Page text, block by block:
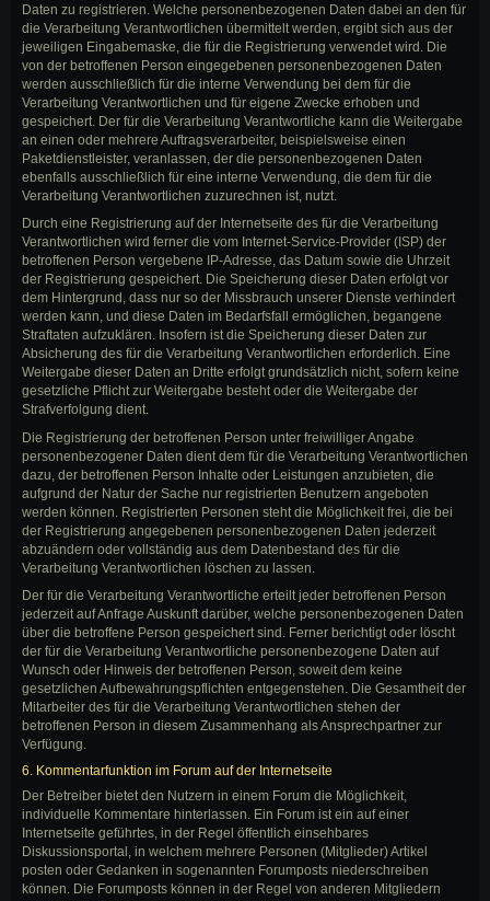
Daten zu registrieren. Welche personenbezogenen Daten dabei an den für
die Verarbeitung Verantwortlichen übermittelt werden, ergibt sich aus der
jeweiligen Eingabemaske, die für die Registrierung verwendet wird. Die
von der betroffenen Person eingegebenen personenbezogenen Daten
werden ausschließlich für die interne Verwendung bei dem für die
Verarbeitung Verantwortlichen und für eigene Zwecke erhoben und
gespeichert. Der für die Verarbeitung Verantwortliche kann die Weitergabe
an einen oder mehrere Auftragsverarbeiter, beispielsweise einen
Paketdienstleister, veranlassen, der die personenbezogenen Daten
ebenfalls ausschließlich für eine interne Verwendung, die dem für die
Verarbeitung Verantwortlichen zuzurechnen ist, nutzt.
Durch eine Registrierung auf der Internetseite des für die Verarbeitung
Verantwortlichen wird ferner die vom Internet-Service-Provider (ISP) der
betroffenen Person vergebene IP-Adresse, das Datum sowie die Uhrzeit
der Registrierung gespeichert. Die Speicherung dieser Daten erfolgt vor
dem Hintergrund, dass nur so der Missbrauch unserer Dienste verhindert
werden kann, und diese Daten im Bedarfsfall ermöglichen, begangene
Straftaten aufzuklären. Insofern ist die Speicherung dieser Daten zur
Absicherung des für die Verarbeitung Verantwortlichen erforderlich. Eine
Weitergabe dieser Daten an Dritte erfolgt grundsätzlich nicht, sofern keine
gesetzliche Pflicht zur Weitergabe besteht oder die Weitergabe der
Strafverfolgung dient.
Die Registrierung der betroffenen Person unter freiwilliger Angabe
personenbezogener Daten dient dem für die Verarbeitung Verantwortlichen
dazu, der betroffenen Person Inhalte oder Leistungen anzubieten, die
aufgrund der Natur der Sache nur registrierten Benutzern angeboten
werden können. Registrierten Personen steht die Möglichkeit frei, die bei
der Registrierung angegebenen personenbezogenen Daten jederzeit
abzuändern oder vollständig aus dem Datenbestand des für die
Verarbeitung Verantwortlichen löschen zu lassen.
Der für die Verarbeitung Verantwortliche erteilt jeder betroffenen Person
jederzeit auf Anfrage Auskunft darüber, welche personenbezogenen Daten
über die betroffene Person gespeichert sind. Ferner berichtigt oder löscht
der für die Verarbeitung Verantwortliche personenbezogene Daten auf
Wunsch oder Hinweis der betroffenen Person, soweit dem keine
gesetzlichen Aufbewahrungspflichten entgegenstehen. Die Gesamtheit der
Mitarbeiter des für die Verarbeitung Verantwortlichen stehen der
betroffenen Person in diesem Zusammenhang als Ansprechpartner zur
Verfügung.
6. Kommentarfunktion im Forum auf der Internetseite
Der Betreiber bietet den Nutzern in einem Forum die Möglichkeit,
individuelle Kommentare hinterlassen. Ein Forum ist ein auf einer
Internetseite geführtes, in der Regel öffentlich einsehbares
Diskussionsportal, in welchem mehrere Personen (Mitglieder) Artikel
posten oder Gedanken in sogenannten Forumposts niederschreiben
können. Die Forumposts können in der Regel von anderen Mitgliedern